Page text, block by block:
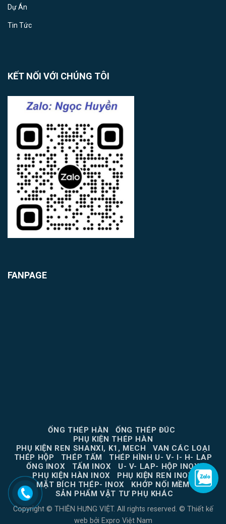
Dự Án
Tin Tức
KẾT NỐI VỚI CHÚNG TÔI
FANPAGE
ỐNG THÉP HÀN
ỐNG THÉP ĐÚC
PHỤ KIỆN THÉP HÀN
PHỤ KIỆN REN SHANXI, K1, MECH
VAN CÁC LOẠI
THÉP HỘP
THÉP TẤM
THÉP HÌNH U- V- I- H- LAP
ỐNG INOX
TẤM INOX
U- V- LAP- HỘP INOX
PHỤ KIỆN HÀN INOX
PHỤ KIỆN REN INOX
MẶT BÍCH THÉP- INOX
KHỚP NỐI MỀM
SẢN PHẨM VẬT TƯ PHỤ KHÁC
Copyright © THIÊN HƯNG VIỆT. All rights reserved. © Thiết kế
web bởi Expro Việt Nam